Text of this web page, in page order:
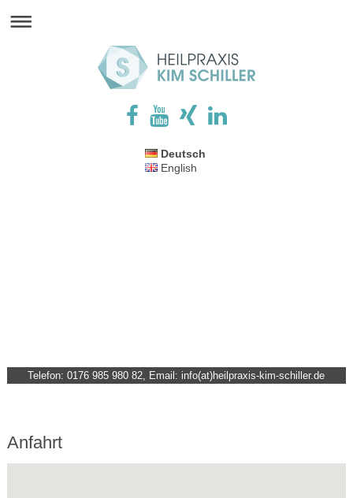
Deutsch
English
Telefon: 0176 985 980 82, Email: info(at)heilpraxis-kim-schiller.de
Anfahrt